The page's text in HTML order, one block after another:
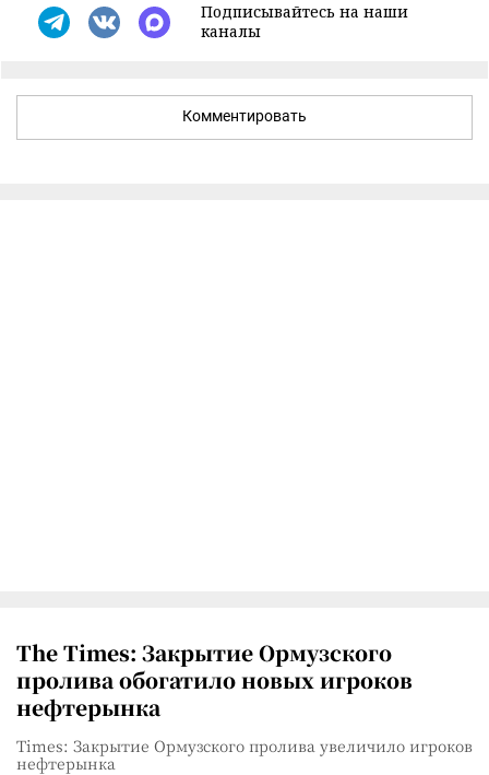
Подписывайтесь на наши
каналы
Комментировать
The Times: Закрытие Ормузского
пролива обогатило новых игроков
нефтерынка
Times: Закрытие Ормузского пролива увеличило игроков
нефтерынка